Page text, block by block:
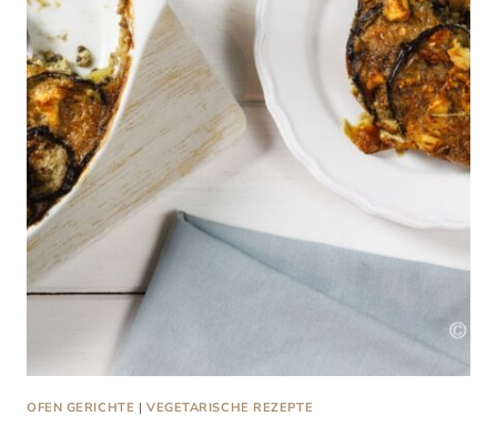
OFEN GERICHTE | VEGETARISCHE REZEPTE